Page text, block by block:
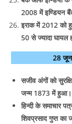
2008 में इण्डियन
इराक में 2012 को
50 से ज्यादा घायल
28 जून
सजीव अंगों को
जन्म 1873 में हुआ।
हिन्दी के समाचार
शिवप्रसाद गुप्त